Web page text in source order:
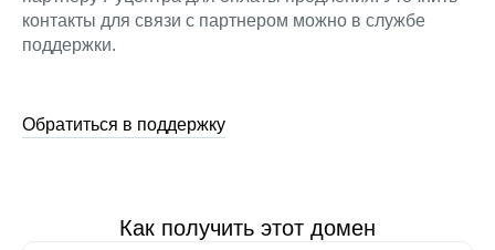
контакты для связи с партнером можно в службе
поддержки.
Обратиться в поддержку
Как получить этот домен